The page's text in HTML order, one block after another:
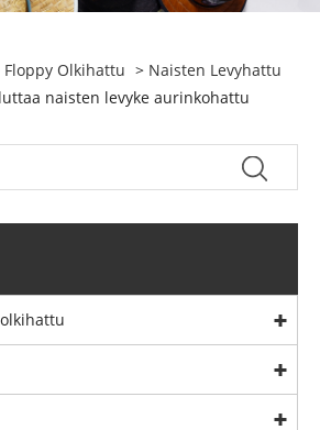
Floppy Olkihattu > Naisten Levyhattu
naisten levyke aurinkohattu